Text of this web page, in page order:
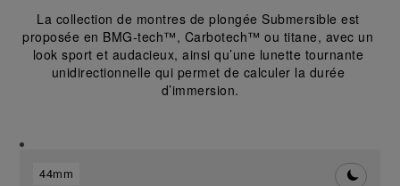
La collection de montres de plongée Submersible est
proposée en BMG-tech™, Carbotech™ ou titane, avec un
look sport et audacieux, ainsi qu’une lunette tournante
unidirectionnelle qui permet de calculer la durée
d’immersion.
44mm